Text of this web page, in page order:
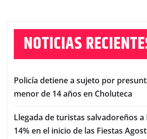
NOTICIAS
Policía detiene a sujeto por
menor de 14 años en Choluteca
Llegada de turistas salvadoreños
14% en el inicio de las Fiestas